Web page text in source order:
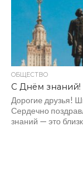
ОБЩЕСТВО
С Днём знаний!
Дорогие друзья!
Сердечно
знаний — это